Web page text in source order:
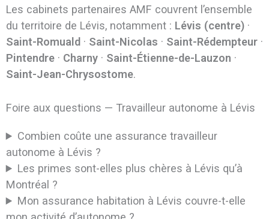
Les cabinets partenaires AMF couvrent l’ensemble
du territoire de Lévis, notamment : Lévis (centre)·
Saint-Romuald· Saint-Nicolas · Saint-Rédempteur·
Pintendre· Charny· Saint-Étienne-de-Lauzon ·
Saint-Jean-Chrysostome.
Foire aux questions — Travailleur autonome à Lévis
Combien coûte une assurance travailleur
autonome à Lévis ?
Les primes sont-elles plus chères à Lévis qu’à
Montréal ?
Mon assurance habitation à Lévis couvre-t-elle